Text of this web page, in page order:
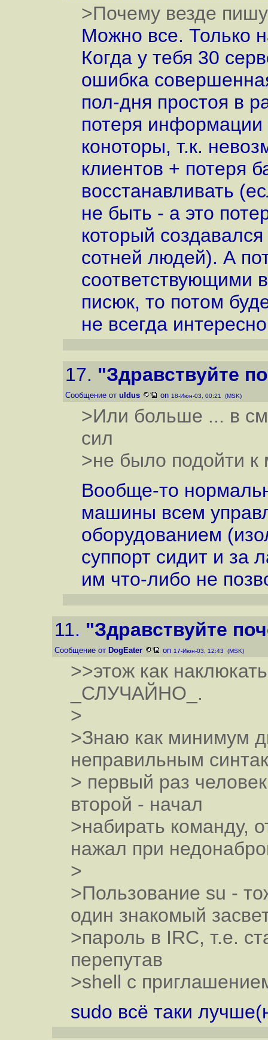
>Почему везде
Можно все. Только
Когда у тебя 30
ошибка
пол-дня простоя в
потеря
коноторы, т.к.
клиентов + потеря
восстанавливать
не быть - а это
который
сотней людей). А
соответствующими
писюк, то потом
не всегда
17. "Здравствуйте
Сообщение от uldus on 18-Июн-03, 00:21 (MSK)
>Или больше ... в
сил
>не было подойти
Вообще-то
машины всем
оборудованием
суппорт сидит и за
им что-либо не
11. "Здравствуйте
Сообщение от DogEater on 17-Июн-03, 12:43 (MSK)
>>этож как
_СЛУЧАЙНО_.
>
>Знаю как минимум
неправильным
> первый раз
второй - начал
>набирать команду,
нажал при
>
>Пользование su -
один знакомый
>пароль в IRC, т.е.
перепутав
>shell с
sudo всё таки